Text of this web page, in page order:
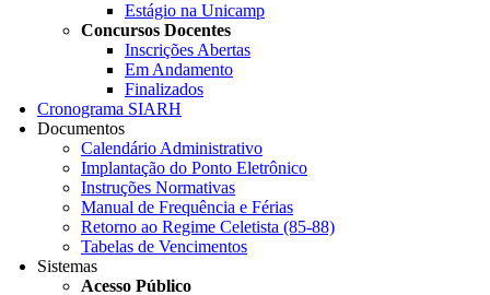
Estágio na Unicamp
Concursos Docentes
Inscrições Abertas
Em Andamento
Finalizados
Cronograma SIARH
Documentos
Calendário Administrativo
Implantação do Ponto Eletrônico
Instruções Normativas
Manual de Frequência e Férias
Retorno ao Regime Celetista (85-88)
Tabelas de Vencimentos
Sistemas
Acesso Público